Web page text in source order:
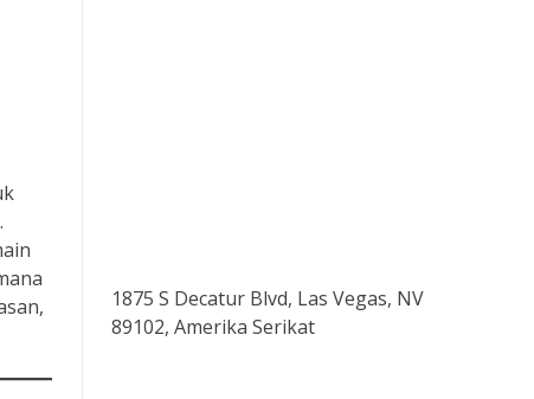
1875 S Decatur Blvd, Las Vegas, NV
89102, Amerika Serikat